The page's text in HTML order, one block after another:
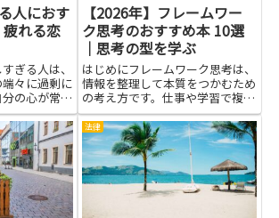
人におす
れる恋
ぎる人は、
々に過剰に
の心が常に
そんなとき
ぜそう感じ
トや、感情
離の取り方
的な事例
【2026年】フレームワー
ク思考のおすすめ本 10選
｜思考の型を学ぶ
はじめにフレームワーク思考は、
情報を整理して本質をつかむため
の考え方です。仕事や学習で複雑
な問題に直面したとき、要素を分
解して順序立てて考えられるよう
になります。本を通じて基礎的な
枠組みを学べば、原因と結果を見
分けやすくなり、議論や提案の
説...
法律